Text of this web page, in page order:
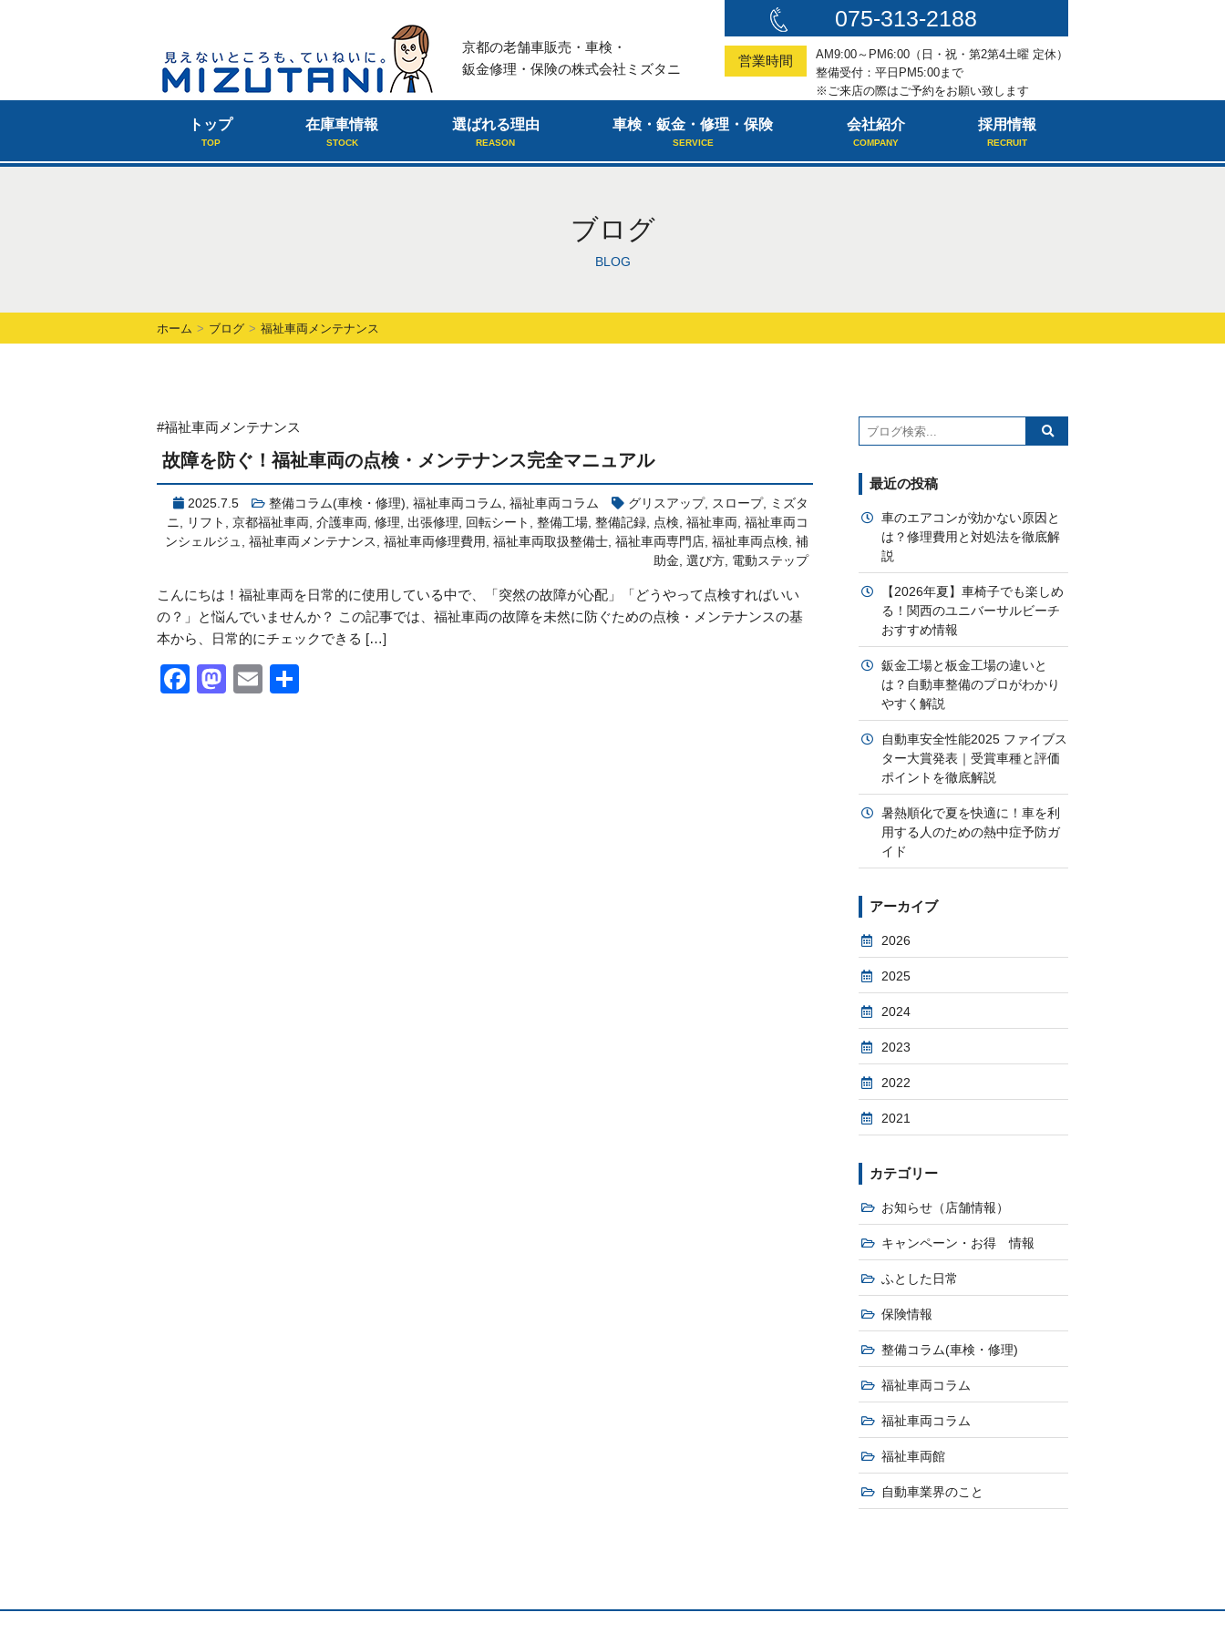
京都の老舗車販売・車検・
鈑金修理・保険の株式会社ミズタニ
075-313-2188
営業時間
AM9:00～PM6:00（日・祝・第2第4土曜 定休）
整備受付：平日PM5:00まで
※ご来店の際はご予約をお願い致します
トップ
TOP
在庫車情報
STOCK
選ばれる理由
REASON
車検・鈑金・修理・保険
SERVICE
会社紹介
COMPANY
採用情報
RECRUIT
ブログ
BLOG
ホーム ブログ 福祉車両メンテナンス
#福祉車両メンテナンス
故障を防ぐ！福祉車両の点検・メンテナンス完全マニュアル
2025.7.5 整備コラム(車検・修理) ,福祉車両コラム ,福祉車両コラム グリスアップ, スロープ,
ミズタ
ニ
リフト ,京都福祉車両 ,介護車両 ,修理 出張修理 回転シート ,整備工場 ,整備記録 点検 ,福祉車両 ,福祉車両コ
ンシェルジュ
,福祉車両メンテナンス ,福祉車両修理費用 ,福祉車両取扱整備士 ,福祉車両専門店 ,福祉車両点検 ,補
助金 ,選び方 電動ステップ
こんにちは！福祉車両を日常的に使用している中で、「突然の故障が心配」「どうやって点検すればいい
の？」と悩んでいませんか？ この記事では、福祉車両の故障を未然に防ぐための点検・メンテナンスの基
本から、日常的にチェックできる […]
Facebook
Mastodon
Email
最近の投稿
車のエアコンが効かない原因と
は？修理費用と対処法を徹底解
説
【2026年夏】車椅子でも楽しめ
る！関西のユニバーサルビーチ
おすすめ情報
鈑金工場と板金工場の違いと
は？自動車整備のプロがわかり
やすく解説
自動車安全性能2025 ファイブス
ター大賞発表｜受賞車種と評価
ポイントを徹底解説
暑熱順化で夏を快適に！車を利
用する人のための熱中症予防ガ
イド
アーカイブ
2026
2025
2024
2023
2022
2021
カテゴリー
お知らせ（店舗情報）
キャンペーン・お得 情報
ふとした日常
保険情報
整備コラム(車検・修理)
福祉車両コラム
福祉車両コラム
福祉車両館
自動車業界のこと